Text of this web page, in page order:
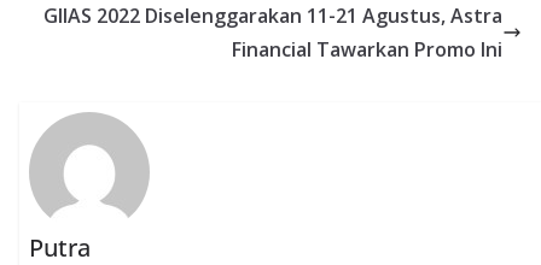
GIIAS 2022 Diselenggarakan 11-21 Agustus, Astra
Financial Tawarkan Promo Ini
Putra